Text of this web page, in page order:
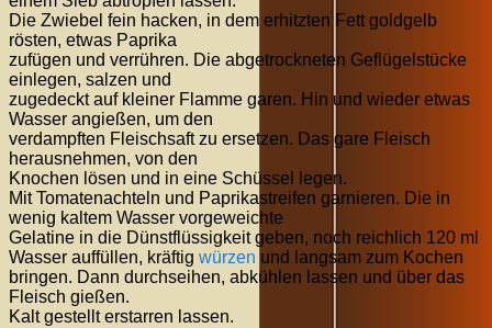
Die Zwiebel fein hacken, in dem erhitzten Fett goldgelb
rösten, etwas Paprika
zufügen und verrühren. Die abgetrockneten Geflügelstücke
einlegen, salzen und
zugedeckt auf kleiner Flamme garen. Hin und wieder etwas
Wasser angießen, um den
verdampften Fleischsaft zu ersetzen. Das gare Fleisch
herausnehmen, von den
Knochen lösen und in eine Schüssel legen.
Mit Tomatenachteln und Paprikastreifen garnieren. Die in
wenig kaltem Wasser vorgeweichte
Gelatine in die Dünstflüssigkeit geben, noch reichlich 120 ml
Wasser auffüllen, kräftig würzen und langsam zum Kochen
bringen. Dann durchseihen, abkühlen lassen und über das
Fleisch gießen.
Kalt gestellt erstarren lassen.